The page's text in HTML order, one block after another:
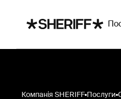
Компанія SHERIFF Послуги